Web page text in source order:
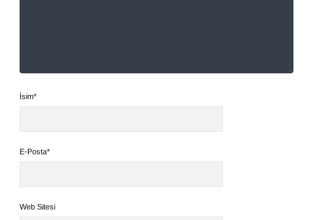
İsim*
E-Posta*
Web Sitesi